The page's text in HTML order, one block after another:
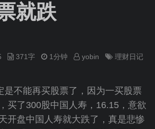
就跌
371字 1分钟 yobin
理财日记
不能再买股票了，因为一买股票
买了300股中国人寿，16.15，意欲
开盘中国人寿就大跌了，真是悲惨